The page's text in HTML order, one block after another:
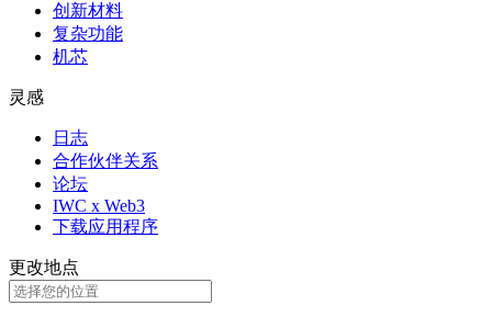
创新材料
复杂功能
机芯
灵感
日志
合作伙伴关系
论坛
IWC x Web3
下载应用程序
更改地点